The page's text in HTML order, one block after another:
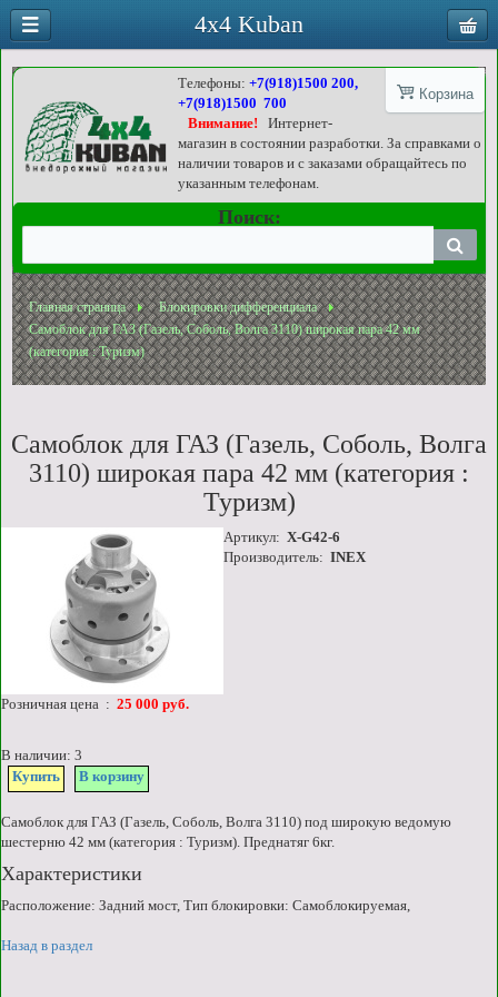
Корзина
Телефоны:+7(918)1500 200,
+7(918)1500 700
Внимание!
Интернет-
магазин в состоянии разработки. За справками о
наличии товаров и с заказами обращайтесь по
указанным телефонам.
Поиск:
Главная страница
Блокировки дифференциала
Самоблок для ГАЗ (Газель, Соболь, Волга 3110) широкая пара 42 мм
(категория : Туризм)
Самоблок для ГАЗ (Газель, Соболь, Волга
3110) широкая пара 42 мм (категория :
Туризм)
Артикул: X-G42-6
Производитель: INEX
Розничная цена : 25 000 руб.
В наличии: 3
Купить
В корзину
Самоблок для ГАЗ (Газель, Соболь, Волга 3110) под широкую ведомую
шестерню 42 мм (категория : Туризм). Преднатяг 6кг.
Характеристики
Расположение: Задний мост, Тип блокировки: Самоблокируемая,
Назад в раздел
4x4 Kuban